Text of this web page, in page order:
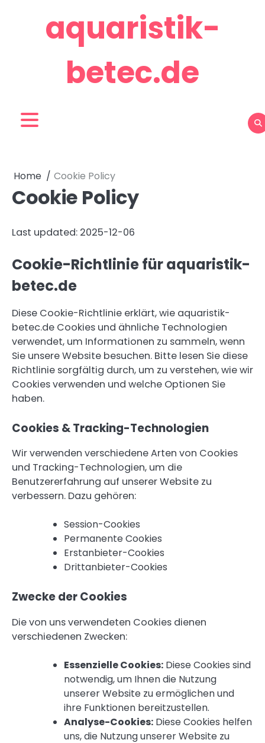
aquaristik-
betec.de
Home Cookie Policy
Cookie Policy
Last updated: 2025-12-06
Cookie-Richtlinie für aquaristik-
betec.de
Diese Cookie-Richtlinie erklärt, wie aquaristik-
betec.de Cookies und ähnliche Technologien
verwendet, um Informationen zu sammeln, wenn
Sie unsere Website besuchen. Bitte lesen Sie diese
Richtlinie sorgfältig durch, um zu verstehen, wie wir
Cookies verwenden und welche Optionen Sie
haben.
Cookies & Tracking-Technologien
Wir verwenden verschiedene Arten von Cookies
und Tracking-Technologien, um die
Benutzererfahrung auf unserer Website zu
verbessern. Dazu gehören:
Session-Cookies
Permanente Cookies
Erstanbieter-Cookies
Drittanbieter-Cookies
Zwecke der Cookies
Die von uns verwendeten Cookies dienen
verschiedenen Zwecken:
Essenzielle Cookies: Diese Cookies sind
notwendig, um Ihnen die Nutzung
unserer Website zu ermöglichen und
ihre Funktionen bereitzustellen.
Analyse-Cookies: Diese Cookies helfen
uns, die Nutzung unserer Website zu